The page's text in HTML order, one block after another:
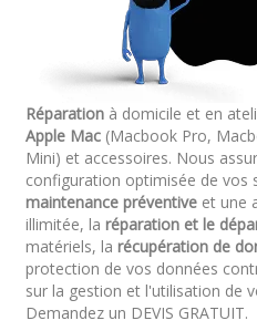
Réparationà domicile et en
Apple Mac(Macbook Pro,
Mini) et accessoires. Nous
configuration optimisée de vos
maintenance préventiveet une
illimitée, la réparation et le
matériels, la récupération de
protection de vos données
sur la gestion et l'utilisation de
Demandez un DEVIS GRATUIT.